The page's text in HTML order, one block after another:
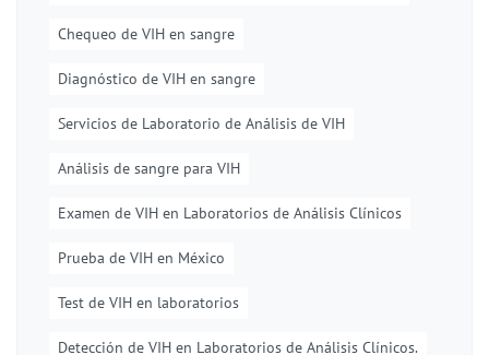
Chequeo de VIH en sangre
Diagnóstico de VIH en sangre
Servicios de Laboratorio de Análisis de VIH
Análisis de sangre para VIH
Examen de VIH en Laboratorios de Análisis Clínicos
Prueba de VIH en México
Test de VIH en laboratorios
Detección de VIH en Laboratorios de Análisis Clínicos.